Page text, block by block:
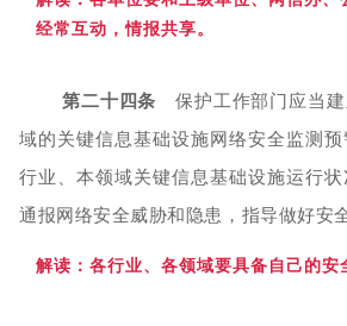
经常互动，情报共享。
第二十四条 保护工作部门应当建
域的关键信息基础设施网络安全监测
行业、本领域关键信息基础设施运行
通报网络安全威胁和隐患，指导做好安
解读：各行业、各领域要具备自己的安